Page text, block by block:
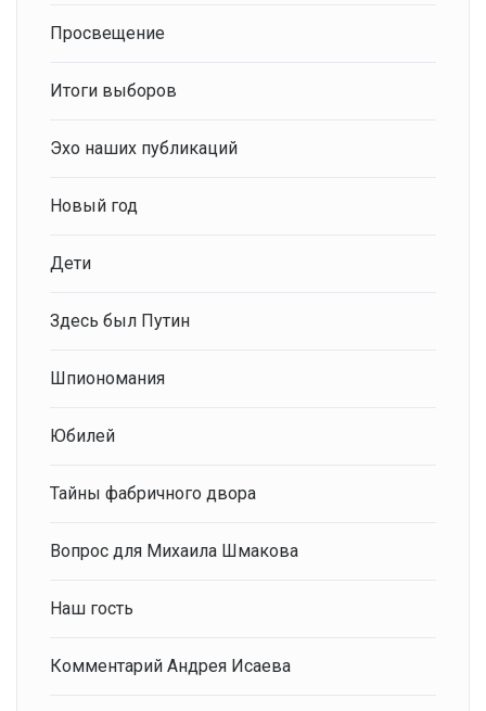
Просвещение
Итоги выборов
Эхо наших публикаций
Новый год
Дети
Здесь был Путин
Шпиономания
Юбилей
Тайны фабричного двора
Вопрос для Михаила Шмакова
Наш гость
Комментарий Андрея Исаева